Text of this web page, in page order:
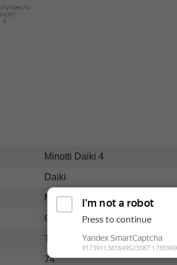
Minotti Daiki 4
Daiki
Металл-массив
Современный
Темный
74